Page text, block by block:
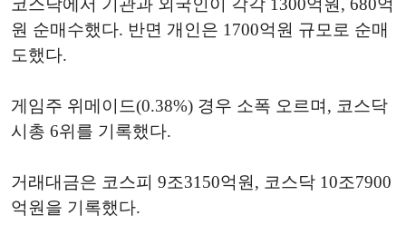
원 순매수했다. 반면 개인은 1700억원 규모로 순매
도했다.
게임주 위메이드(0.38%) 경우 소폭 오르며, 코스닥
시총 6위를 기록했다.
거래대금은 코스피 9조3150억원, 코스닥 10조7900
억원을 기록했다.